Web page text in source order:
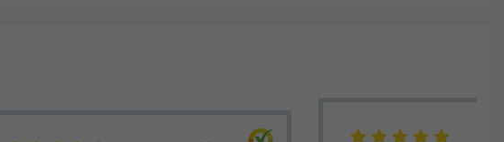
voortdurend met elkaar communiceren. Wie die taal leert